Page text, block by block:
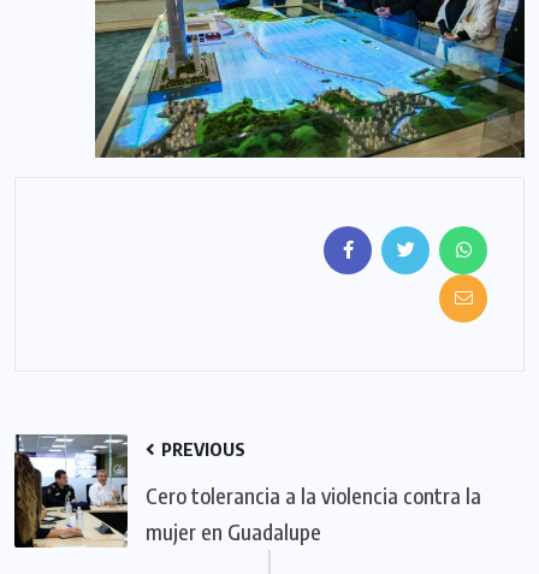
PREVIOUS
Cero tolerancia a la violencia contra la
mujer en Guadalupe